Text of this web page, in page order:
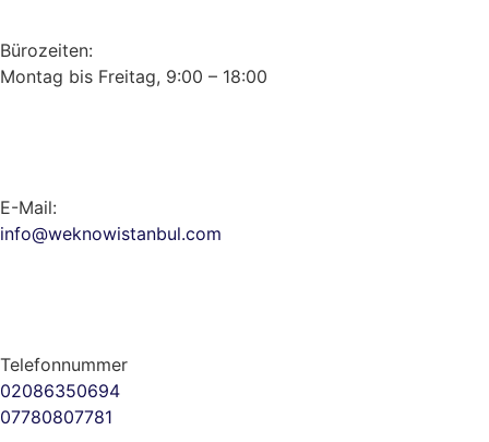
Bürozeiten:
Montag bis Freitag, 9:00 – 18:00
E-Mail:
info@weknowistanbul.com
Telefonnummer
02086350694
07780807781